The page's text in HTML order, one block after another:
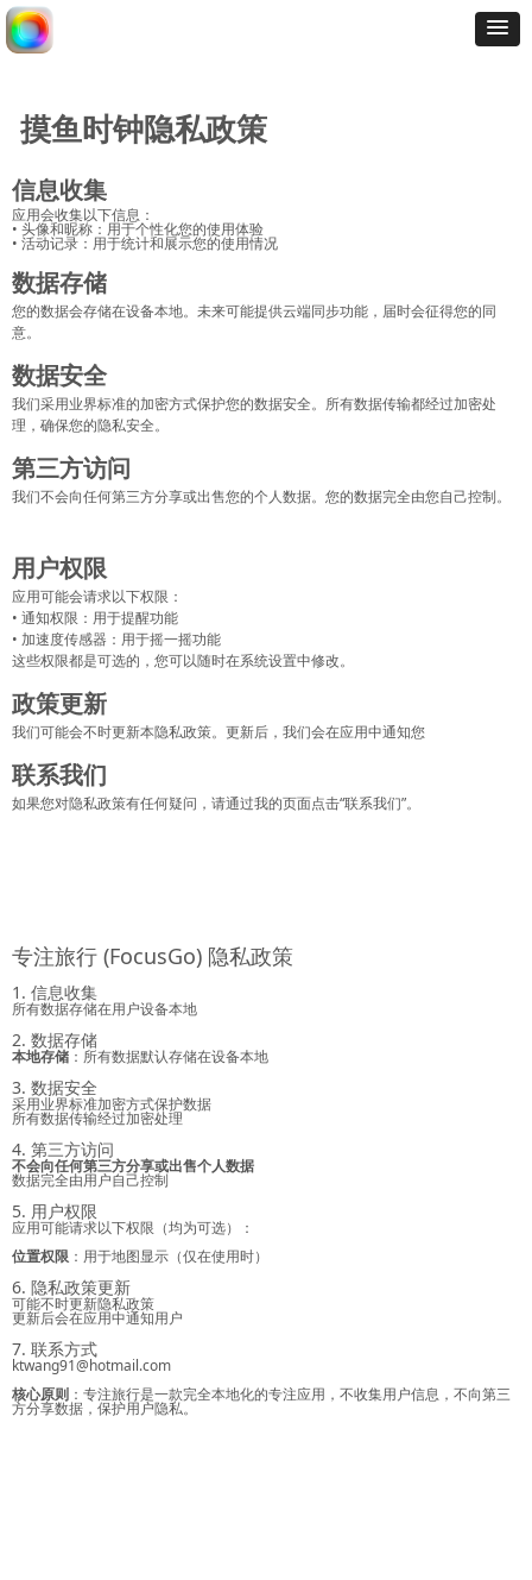
摸鱼时钟隐私政策
信息收集
应用会收集以下信息：
• 头像和昵称：用于个性化您的使用体验
• 活动记录：用于统计和展示您的使用情况
数据存储
您的数据会存储在设备本地。未来可能提供云端同步功能，届时会征得您的同
意。
数据安全
我们采用业界标准的加密方式保护您的数据安全。所有数据传输都经过加密处
理，确保您的隐私安全。
第三方访问
我们不会向任何第三方分享或出售您的个人数据。您的数据完全由您自己控制。
用户权限
应用可能会请求以下权限：
• 通知权限：用于提醒功能
• 加速度传感器：用于摇一摇功能
这些权限都是可选的，您可以随时在系统设置中修改。
政策更新
我们可能会不时更新本隐私政策。更新后，我们会在应用中通知您
联系我们
如果您对隐私政策有任何疑问，请通过我的页面点击“联系我们”。
专注旅行 (FocusGo) 隐私政策
1. 信息收集
所有数据存储在用户设备本地
2. 数据存储
本地存储 ：所有数据默认存储在设备本地
3. 数据安全
采用业界标准加密方式保护数据
所有数据传输经过加密处理
4. 第三方访问
不会向任何第三方分享或出售个人数据
数据完全由用户自己控制
5. 用户权限
应用可能请求以下权限（均为可选）：
位置权限 ：用于地图显示（仅在使用时）
6. 隐私政策更新
可能不时更新隐私政策
更新后会在应用中通知用户
7. 联系方式
ktwang91@hotmail.com
核心原则 ：专注旅行是一款完全本地化的专注应用，不收集用户信息，不向第三
方分享数据，保护用户隐私。